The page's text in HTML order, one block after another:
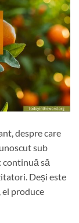
despre care
sub
continuă să
Deși este
produce